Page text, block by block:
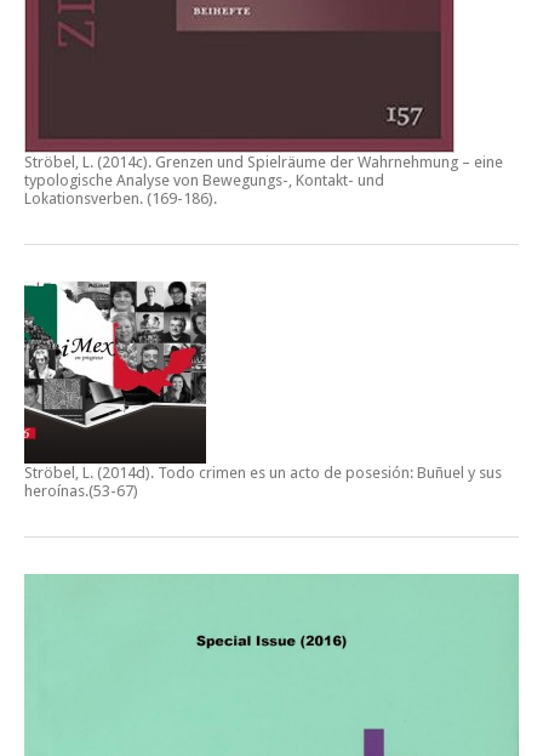
Ströbel, L. (2014c). Grenzen und Spielräume der Wahrnehmung – eine
typologische Analyse von Bewegungs-, Kontakt- und
Lokationsverben. (169-186).
Ströbel, L. (2014d). Todo crimen es un acto de posesión: Buñuel y sus
heroínas.(53-67)